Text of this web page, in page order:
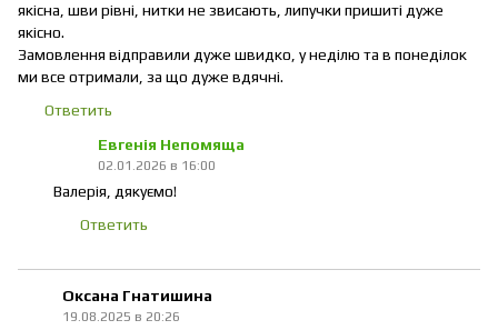
якісна, шви рівні, нитки не звисають, липучки пришиті дуже
якісно.
Замовлення відправили дуже швидко, у неділю та в понеділок
ми все отримали, за що дуже вдячні.
Ответить
Евгенія Непомяща
02.01.2026 в 16:00
Валерія, дякуємо!
Ответить
Оксана Гнатишина
19.08.2025 в 20:26